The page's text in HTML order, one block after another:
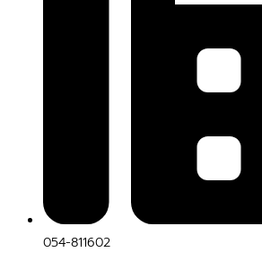
054-811602